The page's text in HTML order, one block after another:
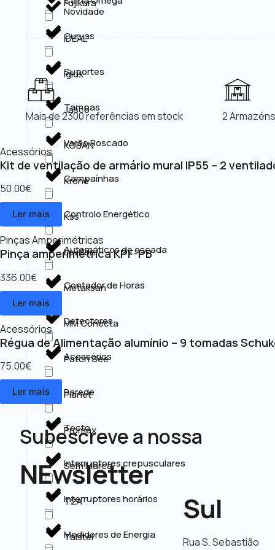
Curvas
Suportes
Tampas
Varão Roscado
Campaínhas
Controlo Energético
Automáticos de escada
Contador de Horas
Detectores
Acessórios
Parede
Tecto
Interruptores crepusculares
Interruptores horários
Medidores de Energia
Fujikura
IDEAL
Iglux
Jasco
KOBAN
Krone
Kss
Leviton
Metaksan
MM Conecta
Patch See
Planet
Promax
Sem Marca
T2A
Taistel
Novidade
Mais de 2300 referências em stock 2
Acessórios
Kit de ventilação de armário mural IP55 – 2
50.00€
Ler mais
Pinças Amperimétricas
Pinça amperimétrica KPF-PB
336.00€
Ler mais
Acessórios
Régua de Alimentação alumínio – 9 tomadas
75.00€
Ler mais
Subescreve a nossa
NEwsletter
Sul
Rua S. Sebastião